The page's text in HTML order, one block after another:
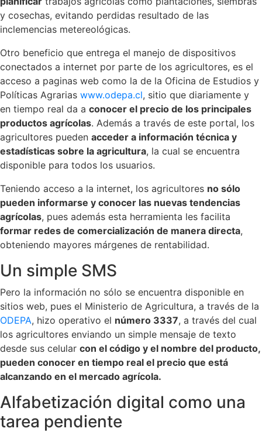
y cosechas, evitando perdidas resultado de las
inclemencias metereológicas.
Otro beneficio que entrega el manejo de dispositivos
conectados a internet por parte de los agricultores, es el
acceso a paginas web como la de la Oficina de Estudios y
Políticas Agrarias www.odepa.cl, sitio que diariamente y
en tiempo real da a conocer el precio de los principales
productos agrícolas. Además a través de este portal, los
agricultores pueden acceder a información técnica y
estadísticas sobre la agricultura, la cual se encuentra
disponible para todos los usuarios.
Teniendo acceso a la internet, los agricultores no sólo
pueden informarse y conocer las nuevas tendencias
agrícolas, pues además esta herramienta les facilita
formar redes de comercialización de manera directa,
obteniendo mayores márgenes de rentabilidad.
Un simple SMS
Pero la información no sólo se encuentra disponible en
sitios web, pues el Ministerio de Agricultura, a través de la
ODEPA, hizo operativo el número 3337, a través del cual
los agricultores enviando un simple mensaje de texto
desde sus celular con el código y el nombre del producto,
pueden conocer en tiempo real el precio que está
alcanzando en el mercado agrícola.
Alfabetización digital como una
tarea pendiente